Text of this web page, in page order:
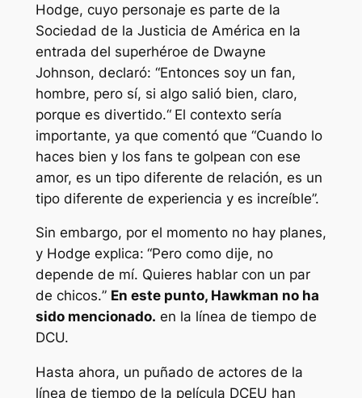
Hodge, cuyo personaje es parte de la
Sociedad de la Justicia de América en la
entrada del superhéroe de Dwayne
Johnson, declaró: “Entonces soy un fan,
hombre, pero sí, si algo salió bien, claro,
porque es divertido.“ El contexto sería
importante, ya que comentó que “Cuando lo
haces bien y los fans te golpean con ese
amor, es un tipo diferente de relación, es un
tipo diferente de experiencia y es increíble”.
Sin embargo, por el momento no hay planes,
y Hodge explica: “Pero como dije, no
depende de mí. Quieres hablar con un par
de chicos.” En este punto, Hawkman no ha
sido mencionado. en la línea de tiempo de
DCU.
Hasta ahora, un puñado de actores de la
línea de tiempo de la película DCEU han